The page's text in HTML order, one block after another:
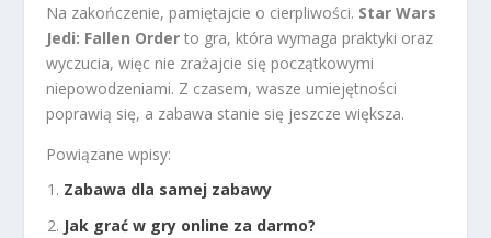
Na zakończenie, pamiętajcie o cierpliwości. Star Wars
Jedi: Fallen Order to gra, która wymaga praktyki oraz
wyczucia, więc nie zrażajcie się początkowymi
niepowodzeniami. Z czasem, wasze umiejętności
poprawią się, a zabawa stanie się jeszcze większa.
Powiązane wpisy:
Zabawa dla samej zabawy
Jak grać w gry online za darmo?